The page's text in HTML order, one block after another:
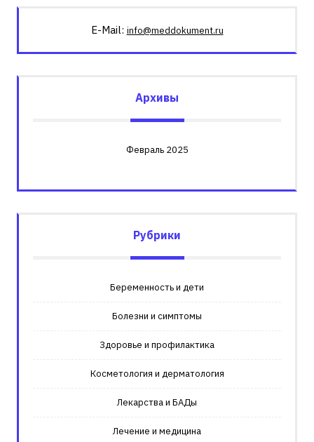
E-Mail: info@meddokument.ru
Архивы
Февраль 2025
Рубрики
Беременность и дети
Болезни и симптомы
Здоровье и профилактика
Косметология и дерматология
Лекарства и БАДы
Лечение и медицина